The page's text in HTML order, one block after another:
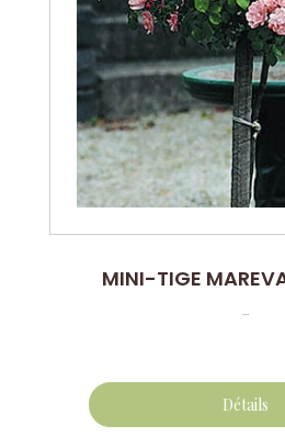
MINI-TIGE
...
Détails